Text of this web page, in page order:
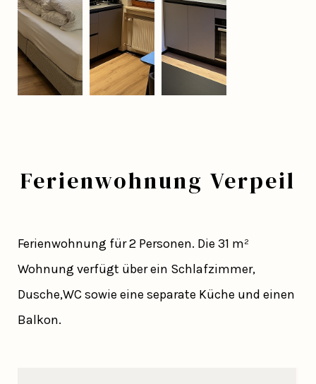
Ferienwohnung Verpeil
Ferienwohnung für 2 Personen. Die 31 m²
Wohnung verfügt über ein Schlafzimmer,
Dusche,WC sowie eine separate Küche und einen
Balkon.